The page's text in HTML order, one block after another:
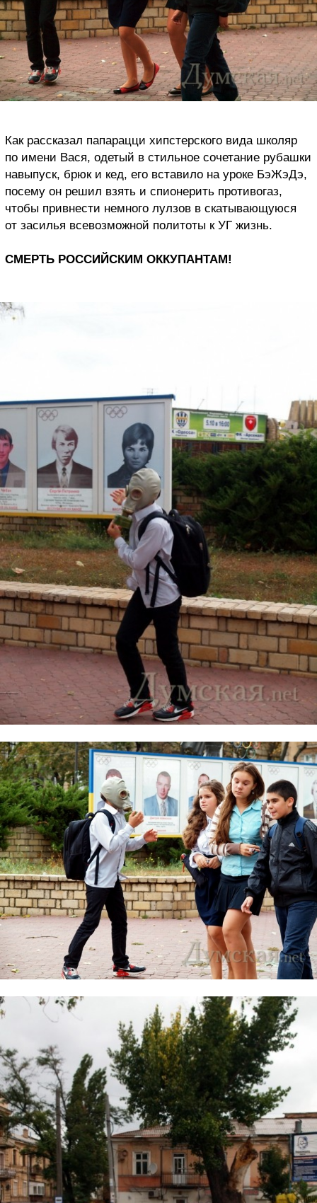
Как рассказал папарацци хипстерского вида школяр
по имени Вася, одетый в стильное сочетание рубашки
навыпуск, брюк и кед, его вставило на уроке БэЖэДэ,
посему он решил взять и спионерить противогаз,
чтобы привнести немного лулзов в скатывающуюся
от засилья всевозможной политоты к УГ жизнь.
СМЕРТЬ РОССИЙСКИМ ОККУПАНТАМ!